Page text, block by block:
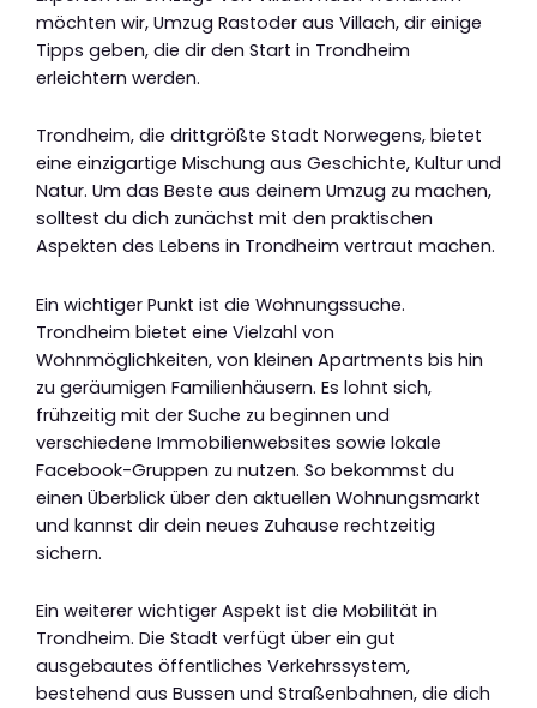
möchten wir, Umzug Rastoder aus Villach, dir einige
Tipps geben, die dir den Start in Trondheim
erleichtern werden.
Trondheim, die drittgrößte Stadt Norwegens, bietet
eine einzigartige Mischung aus Geschichte, Kultur und
Natur. Um das Beste aus deinem Umzug zu machen,
solltest du dich zunächst mit den praktischen
Aspekten des Lebens in Trondheim vertraut machen.
Ein wichtiger Punkt ist die Wohnungssuche.
Trondheim bietet eine Vielzahl von
Wohnmöglichkeiten, von kleinen Apartments bis hin
zu geräumigen Familienhäusern. Es lohnt sich,
frühzeitig mit der Suche zu beginnen und
verschiedene Immobilienwebsites sowie lokale
Facebook-Gruppen zu nutzen. So bekommst du
einen Überblick über den aktuellen Wohnungsmarkt
und kannst dir dein neues Zuhause rechtzeitig
sichern.
Ein weiterer wichtiger Aspekt ist die Mobilität in
Trondheim. Die Stadt verfügt über ein gut
ausgebautes öffentliches Verkehrssystem,
bestehend aus Bussen und Straßenbahnen, die dich